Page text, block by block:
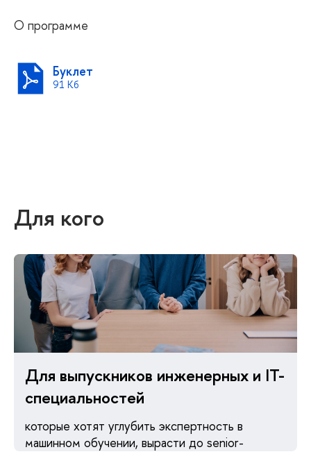
О программе
Буклет
91 Кб
Для кого
Для выпускников инженерных и IT-
специальностей
которые хотят углубить экспертность в
машинном обучении, вырасти до senior-